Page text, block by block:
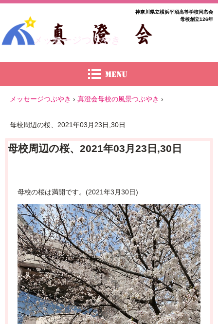
メッセージつぶやき
神奈川県立横浜平沼高等学校同窓会
母校創立126年
メッセージつぶやき › 真澄会母校の風景つぶやき ›
母校周辺の桜、2021年03月23日,30日
母校周辺の桜、2021年03月23日,30日
母校の桜は満開です。(2021年3月30日)